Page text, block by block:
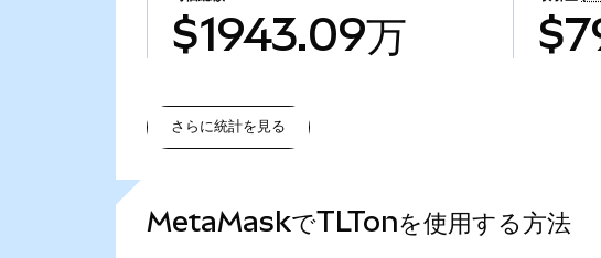
$1943.09万
さらに統計を見る
MetaMaskでTLTonを使用する方法